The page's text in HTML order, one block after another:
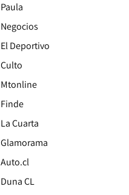
Paula
Negocios
El Deportivo
Culto
Mtonline
Finde
La Cuarta
Glamorama
Auto.clOpens in new window
Duna CLOpens in new window